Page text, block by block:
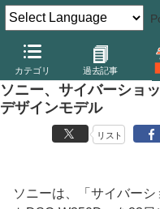
カテゴリ 過去記事
デジカメ Watch カメラ
ソニー、サイバーショ
デザインモデル
リスト
ソニーは、「サイバーシ